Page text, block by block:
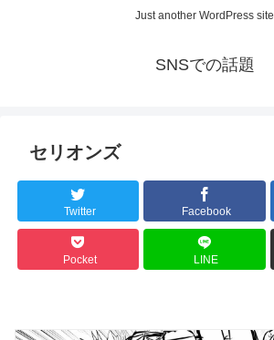
Just another WordPress site
SNSでの話題
セリオンズ
Twitter Facebook
Pocket LINE